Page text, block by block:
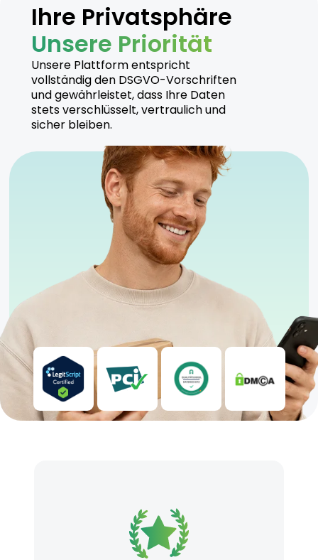
Ihre Privatsphäre
Unsere Priorität
Unsere Plattform entspricht
vollständig den DSGVO-Vorschriften
und gewährleistet, dass Ihre Daten
stets verschlüsselt, vertraulich und
sicher bleiben.